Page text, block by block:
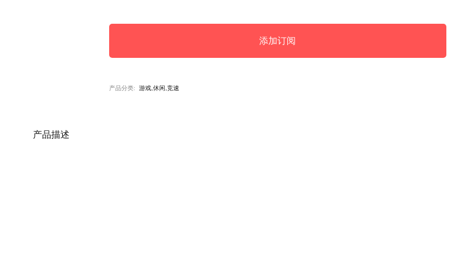
添加订阅
产品分类: 游戏,休闲,竞速
产品描述